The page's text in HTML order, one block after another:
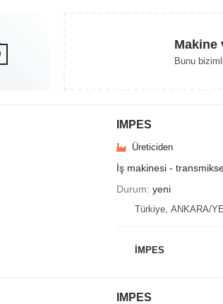
Makine
Bunu
IMPES
Üreticiden
İş makinesi -
Durum yeni
Türkiye, ANKARA/
İMPES
IMPES